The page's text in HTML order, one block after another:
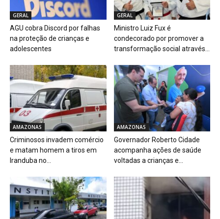
GERAL
AGU cobra Discord por falhas
na proteção de crianças e
adolescentes
GERAL
Ministro Luiz Fux é
condecorado por promover a
transformação social através...
AMAZONAS
Criminosos invadem comércio
e matam homem a tiros em
Iranduba no...
AMAZONAS
Governador Roberto Cidade
acompanha ações de saúde
voltadas a crianças e...